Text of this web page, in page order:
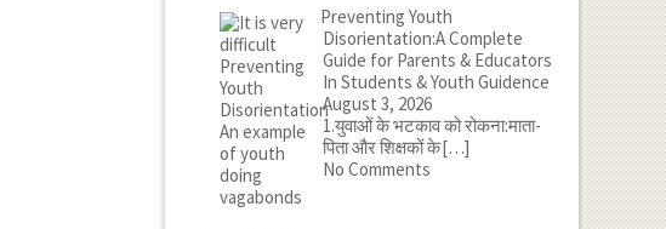
Preventing Youth
Disorientation:A Complete
Guide for Parents & Educators
In Students & Youth Guidence
August 3, 2026
1.युवाओं के भटकाव को रोकना:माता-
पिता और शिक्षकों के[…]
No Comments